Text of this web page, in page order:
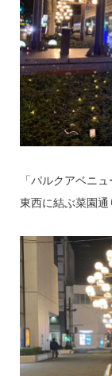
「パルクアベニ
東西に結ぶ菜園通